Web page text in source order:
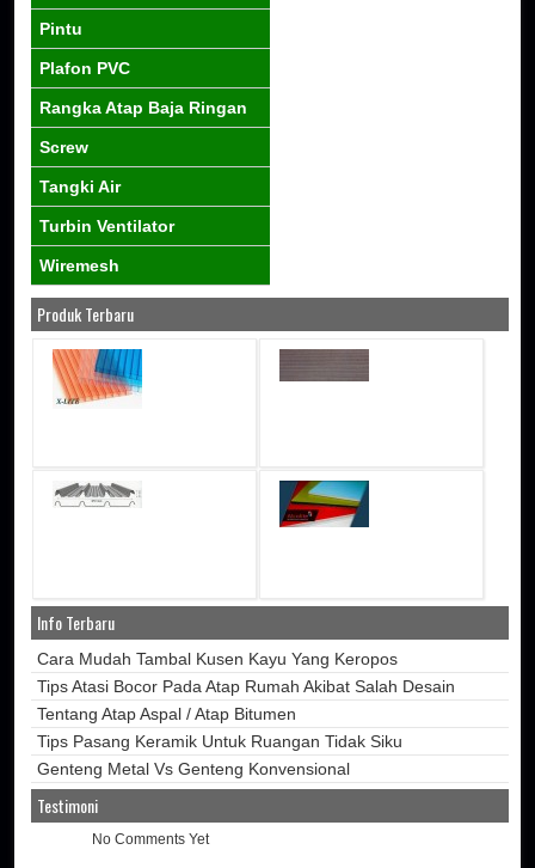
Pintu
Plafon PVC
Rangka Atap Baja Ringan
Screw
Tangki Air
Turbin Ventilator
Wiremesh
Produk Terbaru
Info Terbaru
Cara Mudah Tambal Kusen Kayu Yang Keropos
Tips Atasi Bocor Pada Atap Rumah Akibat Salah Desain
Tentang Atap Aspal / Atap Bitumen
Tips Pasang Keramik Untuk Ruangan Tidak Siku
Genteng Metal Vs Genteng Konvensional
Testimoni
No Comments Yet